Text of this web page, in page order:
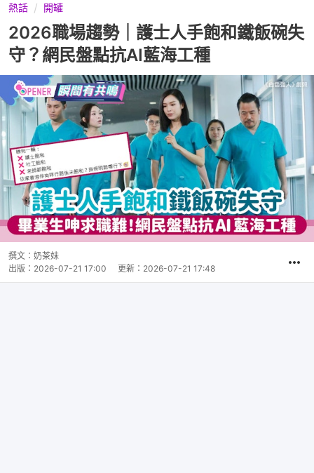
熱話 開罐
2026職場趨勢｜護士人手飽和鐵飯碗失
守？網民盤點抗AI藍海工種
撰文： 奶茶妹
出版： 2026-07-21 17:00 更新： 2026-07-21 17:48